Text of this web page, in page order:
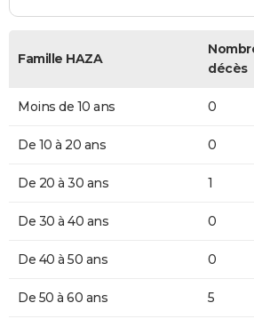
Famille HAZA
décès
Moins de 10 ans 0
De 10 à 20 ans 0
De 20 à 30 ans 1
De 30 à 40 ans 0
De 40 à 50 ans 0
De 50 à 60 ans 5